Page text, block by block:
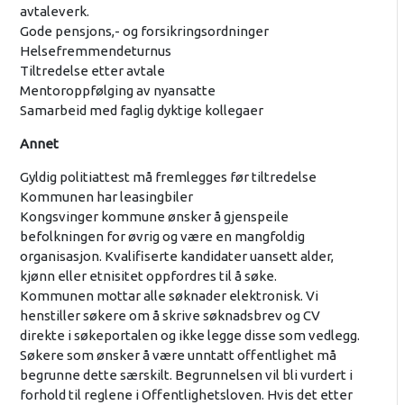
avtaleverk.
Gode pensjons,- og forsikringsordninger
Helsefremmendeturnus
Tiltredelse etter avtale
Mentoroppfølging av nyansatte
Samarbeid med faglig dyktige kollegaer
Annet
Gyldig politiattest må fremlegges før tiltredelse
Kommunen har leasingbiler
Kongsvinger kommune ønsker å gjenspeile
befolkningen for øvrig og være en mangfoldig
organisasjon. Kvalifiserte kandidater uansett alder,
kjønn eller etnisitet oppfordres til å søke.
Kommunen mottar alle søknader elektronisk. Vi
henstiller søkere om å skrive søknadsbrev og CV
direkte i søkeportalen og ikke legge disse som vedlegg.
Søkere som ønsker å være unntatt offentlighet må
begrunne dette særskilt. Begrunnelsen vil bli vurdert i
forhold til reglene i Offentlighetsloven. Hvis det etter